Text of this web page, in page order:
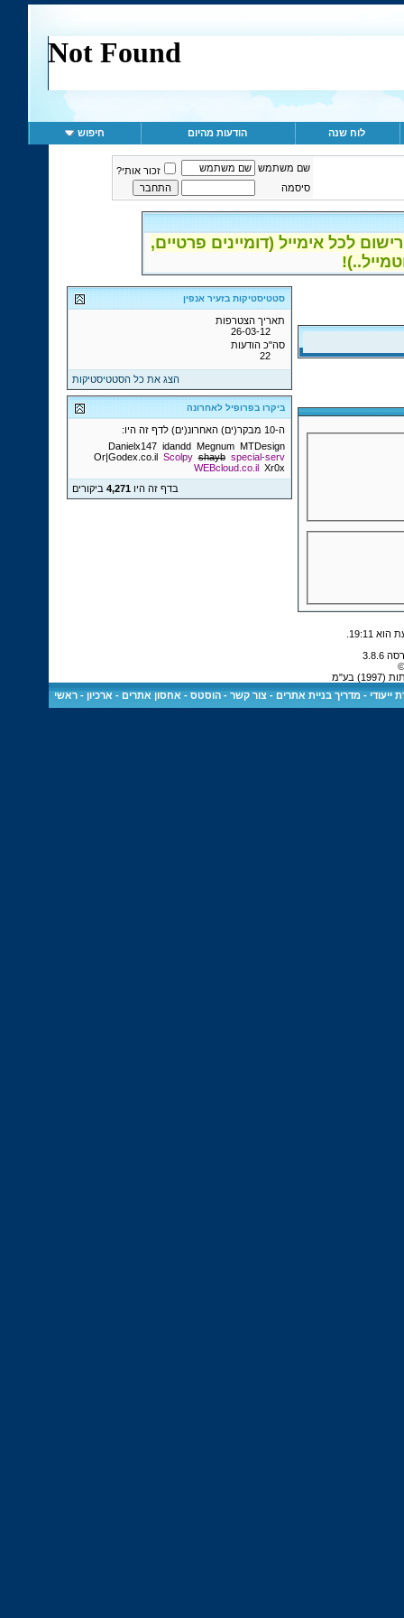
לוח שנה הודעות מהיום חיפוש
שם משתמש
זכור אותי?
סיסמה
לכל אימייל (דומיינים פרטיים,
סטטיסטיקות בזעיר אנפין
תאריך הצטרפות
26-03-12
סה"כ הודעות
22
הצג את כל הסטטיסטיקות
ביקרו בפרופיל לאחרונה
ה-10 מבקר(ים) האחרונ(ים) לדף זה היו:
Danielx147 idandd Megnum MTDesign
Or|Godex.co.il Scolpy shayb special-serv
WEBcloud.co.il Xr0x
בדף זה היו4,271 ביקורים
19:11
.
בע"מ
ייעודי -מדריך בניית אתרים -צור קשר -הוסטס - אחסון אתרים - ארכיון -ראשי